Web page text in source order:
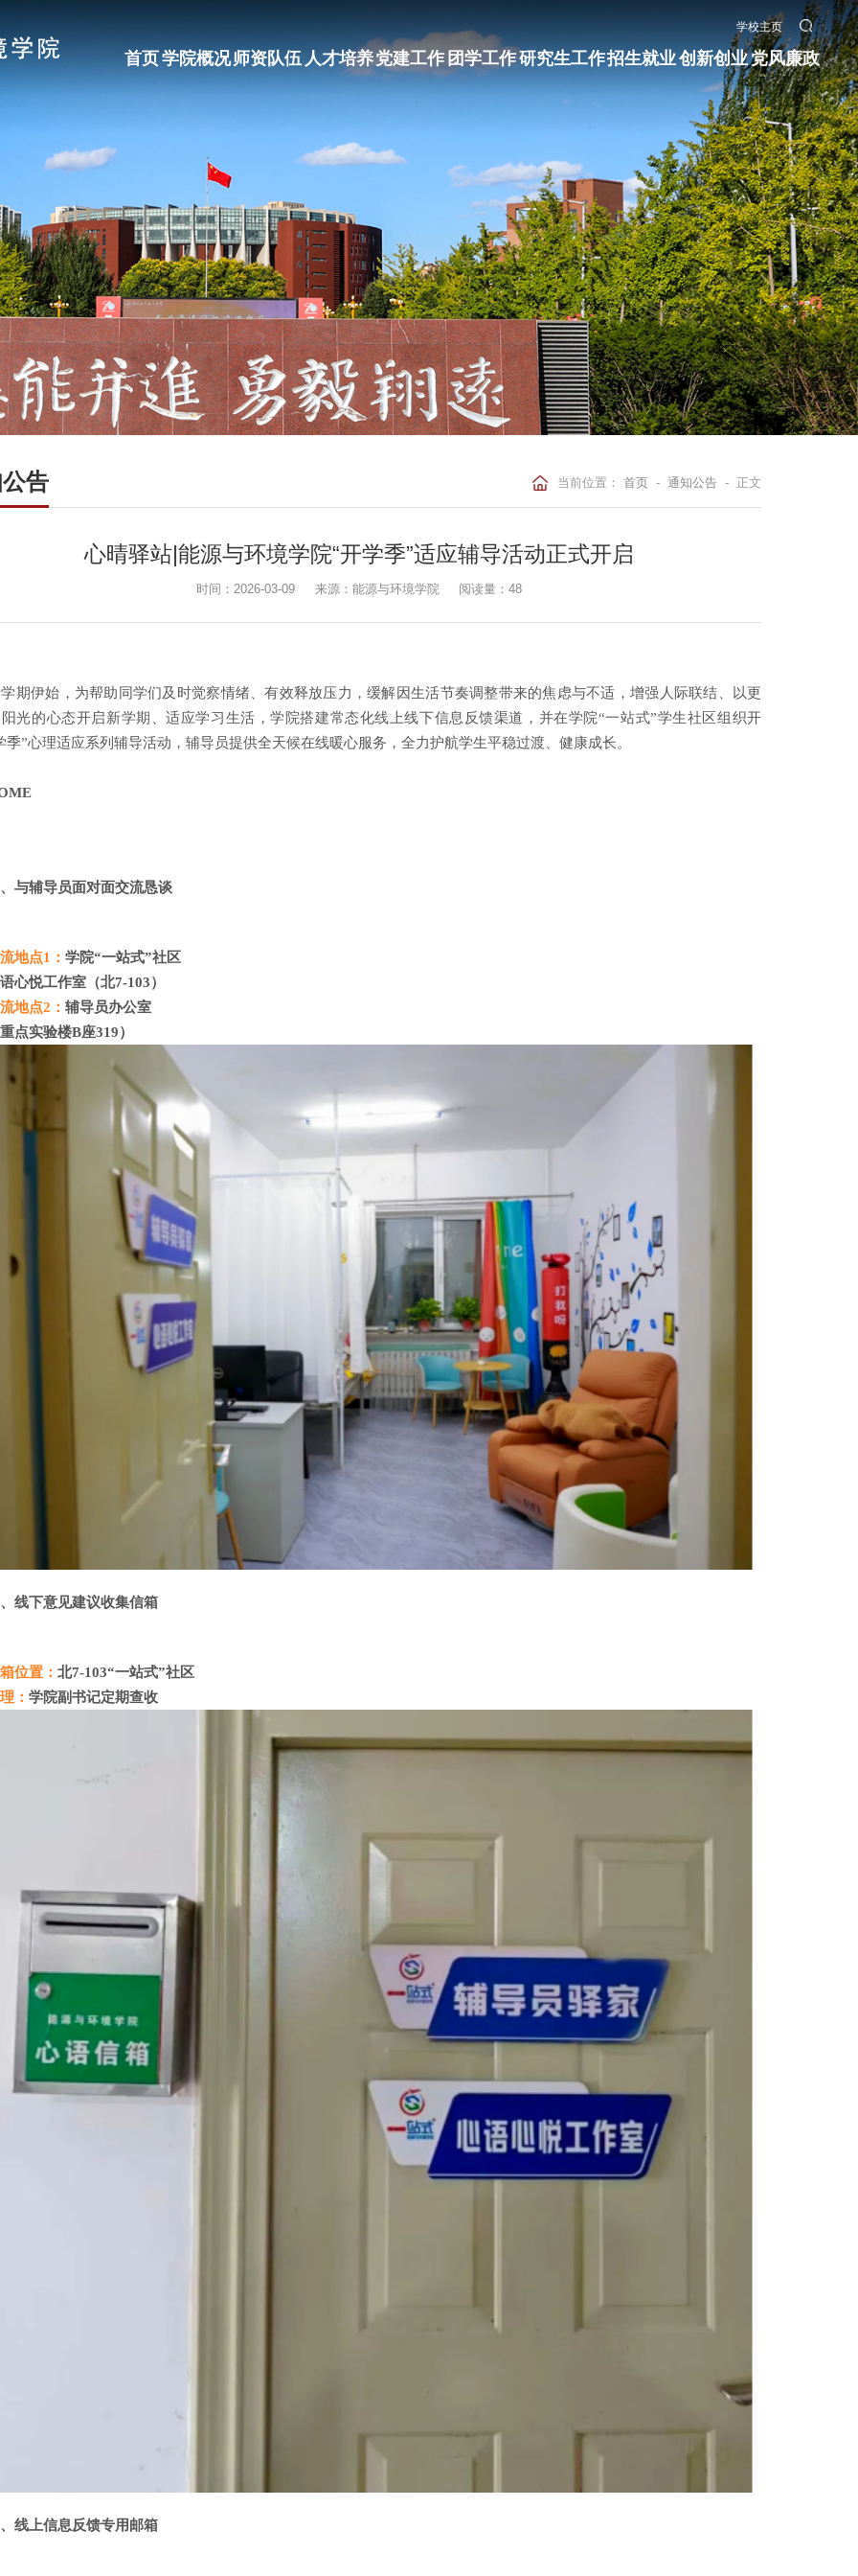
学校主页
首页学院概况师资队伍 人才培养党建工作 团学工作研究生工作招生就业创新创业党风廉政
告 当前位置： 首页 -通知公告 - 正文
心晴驿站|能源与环境学院“开学季”适应辅导活动正式开启
时间：2026-03-09 来源：能源与环境学院 阅读量：48
期伊始，为帮助同学们及时觉察情绪、有效释放压力，缓解因生活节奏调整带来的焦虑与不适，增强人际联结、以更
光的心态开启新学期、适应学习生活，学院搭建常态化线上线下信息反馈渠道，并在学院“一站式”学生社区组织开
季”心理适应系列辅导活动，辅导员提供全天候在线暖心服务，全力护航学生平稳过渡、健康成长。
与辅导员面对面交流恳谈
地点1：学院“一站式”社区
心悦工作室（北7-103）
地点2：辅导员办公室
点实验楼B座319）
线下意见建议收集信箱
位置：北7-103“一站式”社区
：学院副书记定期查收
线上信息反馈专用邮箱